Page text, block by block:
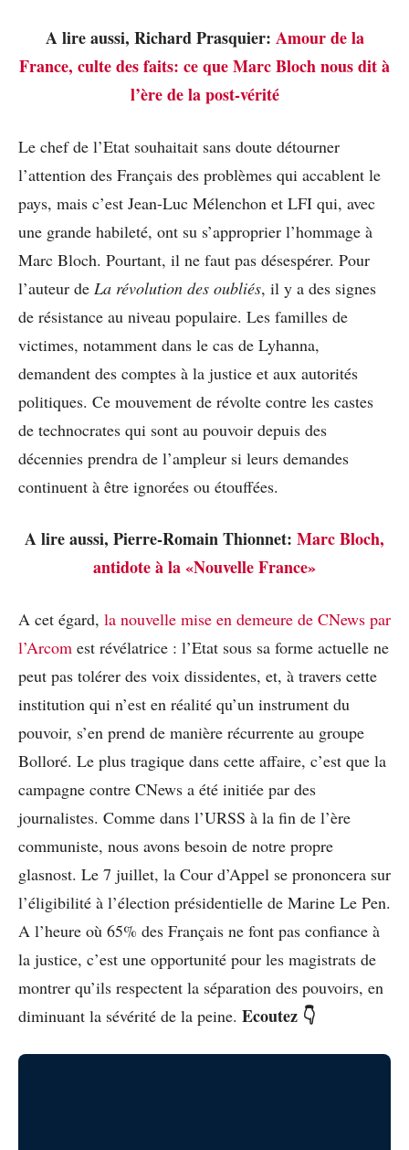
A lire aussi, Richard Prasquier: Amour de la
France, culte des faits: ce que Marc Bloch nous dit à
l’ère de la post-vérité
Le chef de l’Etat souhaitait sans doute détourner
l’attention des Français des problèmes qui accablent le
pays, mais c’est Jean-Luc Mélenchon et LFI qui, avec
une grande habileté, ont su s’approprier l’hommage à
Marc Bloch. Pourtant, il ne faut pas désespérer. Pour
l’auteur de La révolution des oubliés, il y a des signes
de résistance au niveau populaire. Les familles de
victimes, notamment dans le cas de Lyhanna,
demandent des comptes à la justice et aux autorités
politiques. Ce mouvement de révolte contre les castes
de technocrates qui sont au pouvoir depuis des
décennies prendra de l’ampleur si leurs demandes
continuent à être ignorées ou étouffées.
A lire aussi, Pierre-Romain Thionnet: Marc Bloch,
antidote à la «Nouvelle France»
A cet égard, la nouvelle mise en demeure de CNews par
l’Arcom est révélatrice : l’Etat sous sa forme actuelle ne
peut pas tolérer des voix dissidentes, et, à travers cette
institution qui n’est en réalité qu’un instrument du
pouvoir, s’en prend de manière récurrente au groupe
Bolloré. Le plus tragique dans cette affaire, c’est que la
campagne contre CNews a été initiée par des
journalistes. Comme dans l’URSS à la fin de l’ère
communiste, nous avons besoin de notre propre
glasnost. Le 7 juillet, la Cour d’Appel se prononcera sur
l’éligibilité à l’élection présidentielle de Marine Le Pen.
A l’heure où 65% des Français ne font pas confiance à
la justice, c’est une opportunité pour les magistrats de
montrer qu’ils respectent la séparation des pouvoirs, en
diminuant la sévérité de la peine. Ecoutez 👇